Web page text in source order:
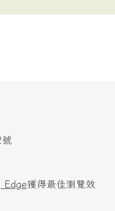
Edge獲得最佳瀏覽效